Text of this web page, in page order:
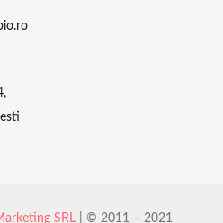
SRL | © 2011 – 2021